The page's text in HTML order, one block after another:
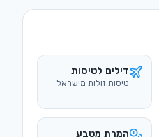
דילים לטיסות
טיסות זולות מישראל
המרת מטבע